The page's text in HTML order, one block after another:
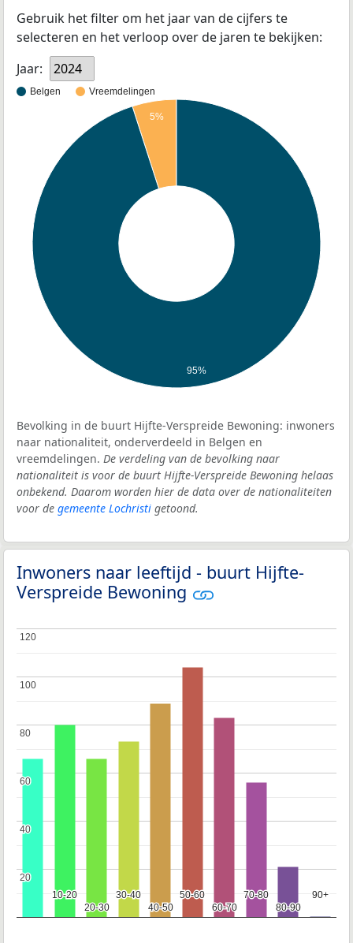
Gebruik het filter om het jaar van de cijfers te
selecteren en het verloop over de jaren te bekijken:
Jaar:
2024
Belgen Vreemdelingen
5%
95%
Bevolking in de buurt Hijfte-Verspreide Bewoning: inwoners
naar nationaliteit, onderverdeeld in Belgen en
vreemdelingen. De verdeling van de bevolking naar
nationaliteit is voor de buurt Hijfte-Verspreide Bewoning helaas
onbekend. Daarom worden hier de data over de nationaliteiten
voor de gemeente Lochristi getoond.
Inwoners naar leeftijd - buurt Hijfte-
Verspreide Bewoning
10-20
10-20
20-30
20-30
30-40
30-40
40-50
40-50
50-60
50-60
60-70
60-70
70-80
70-80
80-90
80-90
90+
90+
20
20
40
40
60
60
80
80
100
100
120
120